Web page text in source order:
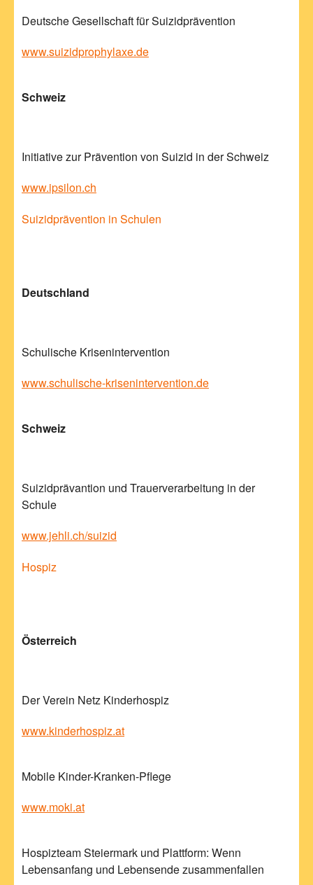
Deutsche Gesellschaft für Suizidprävention
www.suizidprophylaxe.de
Schweiz
Initiative zur Prävention von Suizid in der Schweiz
www.ipsilon.ch
Suizidprävention in Schulen
Deutschland
Schulische Krisenintervention
www.schulische-krisenintervention.de
Schweiz
Suizidprävantion und Trauerverarbeitung in der
Schule
www.jehli.ch/suizid
Hospiz
Österreich
Der Verein Netz Kinderhospiz
www.kinderhospiz.at
Mobile Kinder-Kranken-Pflege
www.moki.at
Hospizteam Steiermark und Plattform: Wenn
Lebensanfang und Lebensende zusammenfallen